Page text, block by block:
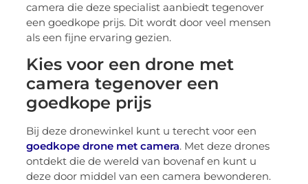
camera die deze specialist aanbiedt tegenover
een goedkope prijs. Dit wordt door veel mensen
als een fijne ervaring gezien.
Kies voor een drone met
camera tegenover een
goedkope prijs
Bij deze dronewinkel kunt u terecht voor een
goedkope drone met camera. Met deze drones
ontdekt die de wereld van bovenaf en kunt u
deze door middel van een camera bewonderen.